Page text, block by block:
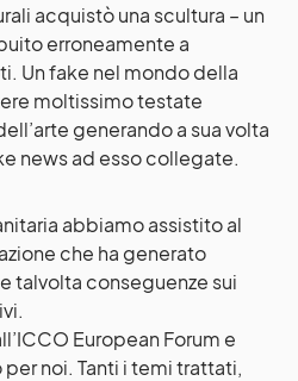
acquistò una scultura – un
erroneamente a
Un fake nel mondo della
moltissimo testate
generando a sua volta
news ad esso collegate.
abbiamo assistito al
che ha generato
talvolta conseguenze sui
European Forum e
noi. Tanti i temi trattati,